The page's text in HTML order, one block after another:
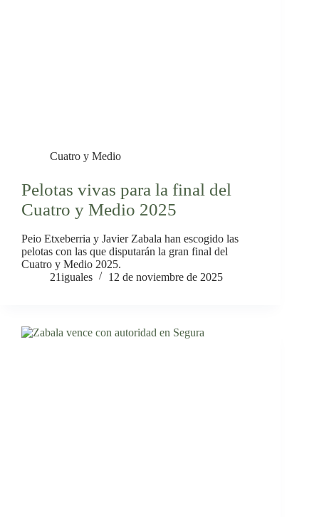
Cuatro y Medio
Pelotas vivas para la final del
Cuatro y Medio 2025
Peio Etxeberria y Javier Zabala han escogido las
pelotas con las que disputarán la gran final del
Cuatro y Medio 2025.
21iguales
12 de noviembre de 2025